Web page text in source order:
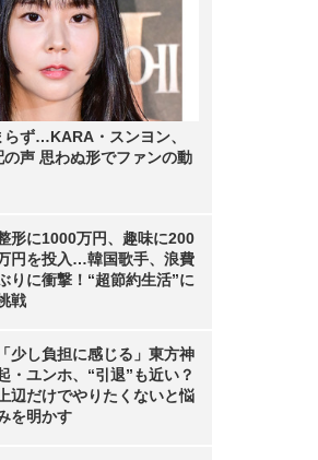
ず…KARA・スンヨン、
声 思わぬ形でファンの動
形に1000万円、趣味に200
円を投入…韓国歌手、浪費
りに衝撃！“超節約生活”に
戦
「少し負担に感じる」東方神
・ユンホ、“引退”も近い？
上辺だけでやりたくないと悩
を明かす